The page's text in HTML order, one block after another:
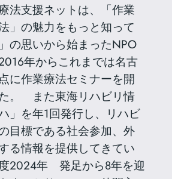
法支援ネットは、「作業
」の魅力をもっと知って
の思いから始まったNPO
年からこれまでは名古
に作業療法セミナーを開
。 また東海リハビリ情
」を年1回発行し、リハビ
目標である社会参加、外
る情報を提供してきてい
2024年 発足から8年を迎